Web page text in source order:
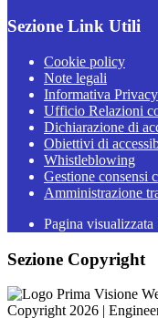
Sezione Link Utili
Cookie policy
Note legali
Informativa Privacy
Ufficio Relazioni
Dichiarazione di
Obiettivi di
Whistleblowing
Gestione consensi
Amministrazione
Pagina visualizzata
Sezione Copyright
Copyright 2026 |